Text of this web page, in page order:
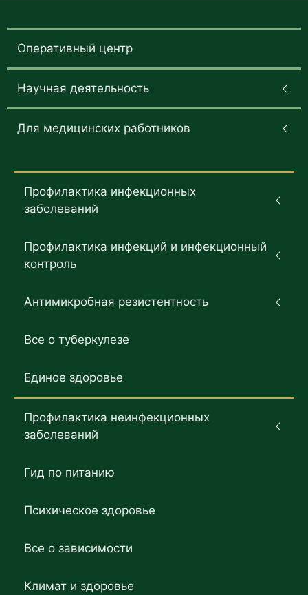
Оперативный центр
Научная деятельность
Для медицинских работников
Профилактика инфекционных
заболеваний
Профилактика инфекций и инфекционный
контроль
Антимикробная резистентность
Все о туберкулезе
Единое здоровье
Профилактика неинфекционных
заболеваний
Гид по питанию
Психическое здоровье
Все о зависимости
Климат и здоровье